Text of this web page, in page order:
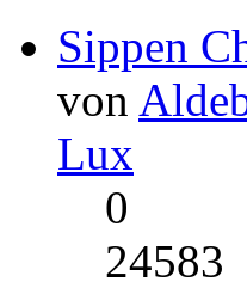
Sippen
von
Lux
0
24583